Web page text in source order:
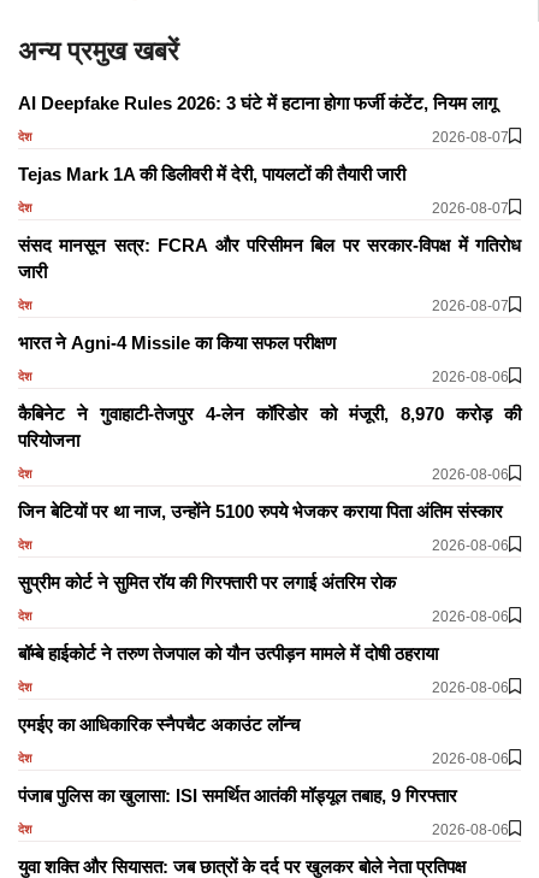
अन्य प्रमुख खबरें
AI Deepfake Rules 2026: 3 घंटे में हटाना होगा फर्जी कंटेंट, नियम लागू
देश 2026-08-07
Tejas Mark 1A की डिलीवरी में देरी, पायलटों की तैयारी जारी
देश 2026-08-07
संसद मानसून सत्र: FCRA और परिसीमन बिल पर सरकार-विपक्ष में गतिरोध
जारी
देश 2026-08-07
भारत ने Agni-4 Missile का किया सफल परीक्षण
देश 2026-08-06
कैबिनेट ने गुवाहाटी-तेजपुर 4-लेन कॉरिडोर को मंजूरी, 8,970 करोड़ की
परियोजना
देश 2026-08-06
जिन बेटियों पर था नाज, उन्होंने 5100 रुपये भेजकर कराया पिता अंतिम संस्कार
देश 2026-08-06
सुप्रीम कोर्ट ने सुमित रॉय की गिरफ्तारी पर लगाई अंतरिम रोक
देश 2026-08-06
बॉम्बे हाईकोर्ट ने तरुण तेजपाल को यौन उत्पीड़न मामले में दोषी ठहराया
देश 2026-08-06
एमईए का आधिकारिक स्नैपचैट अकाउंट लॉन्च
देश 2026-08-06
पंजाब पुलिस का खुलासा: ISI समर्थित आतंकी मॉड्यूल तबाह, 9 गिरफ्तार
देश 2026-08-06
युवा शक्ति और सियासत: जब छात्रों के दर्द पर खुलकर बोले नेता प्रतिपक्ष